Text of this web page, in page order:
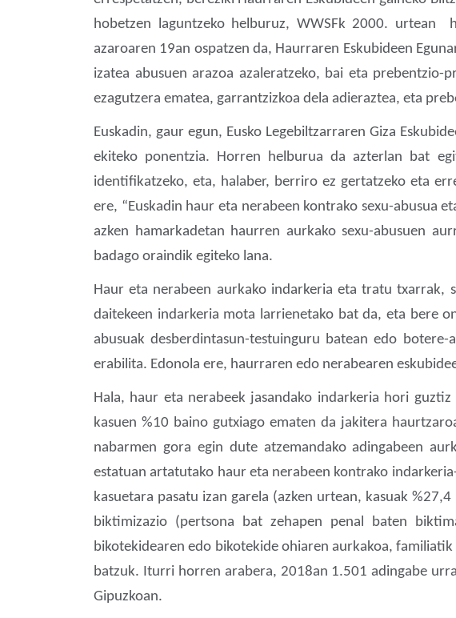
hobetzen laguntzeko helburuz, WWSFk 2000. urtean
azaroaren 19an ospatzen da, Haurraren Eskubideen
izatea abusuen arazoa azaleratzeko, bai eta
ezagutzera ematea, garrantzizkoa dela adieraztea, eta
Euskadin, gaur egun, Eusko Legebiltzarraren Giza
ekiteko ponentzia. Horren helburua da azterlan bat
identifikatzeko, eta, halaber, berriro ez gertatzeko eta
ere, “Euskadin haur eta nerabeen kontrako sexu-abusua
azken hamarkadetan haurren aurkako sexu-abusuen
badago oraindik egiteko lana.
Haur eta nerabeen aurkako indarkeria eta tratu txarrak,
daitekeen indarkeria mota larrienetako bat da, eta bere
abusuak desberdintasun-testuinguru batean edo
erabilita. Edonola ere, haurraren edo nerabearen
Hala, haur eta nerabeek jasandako indarkeria hori
kasuen %10 baino gutxiago ematen da jakitera
nabarmen gora egin dute atzemandako adingabeen
estatuan artatutako haur eta nerabeen kontrako
kasuetara pasatu izan garela (azken urtean, kasuak
biktimizazio (pertsona bat zehapen penal baten
bikotekidearen edo bikotekide ohiaren aurkakoa,
batzuk. Iturri horren arabera, 2018an 1.501 adingabe
Gipuzkoan.